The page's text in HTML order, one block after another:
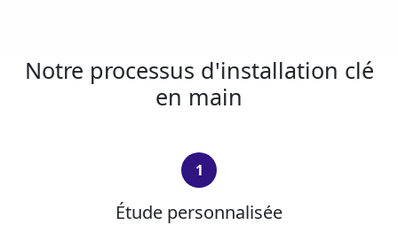
Notre processus d'installation clé
en main
1
Étude personnalisée